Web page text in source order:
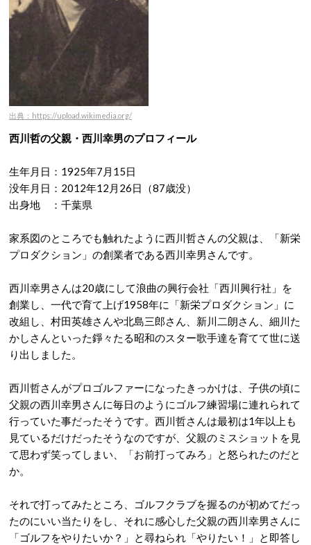
出典：https://upload.wikimedia.org/
西川哲の父親・西川幸男のプロフィール
生年月日：1925年7月15日
没年月日：2012年12月26日（87歳没）
出身地 ：千葉県
家系図のところでも触れたように西川哲さんの父親は、「新栄
プロダクション」の創業者である西川幸男さんです。
西川幸男さんは20歳にして浪曲の興行会社「西川興行社」を
創業し、一代で育て上げ1958年に「新栄プロダクション」に
改組し、村田英雄さんや北島三郎さん、新川二朗さん、細川た
かしさんといった錚々たる昭和のスター歌手達を育てて世に送
り出しました。
西川哲さんがプロゴルファーになったきっかけは、子供の頃に
父親の西川幸男さんに毎日のようにゴルフ練習場に連れられて
行っていた事だったそうです。西川哲さんは最初は1年以上も
見ているだけだったそうなのですが、父親のミスショットを見
て思わず笑ってしまい、「お前打ってみろ」と怒られたのだと
か。
それで打ってみたところ、ゴルフクラブを握るのが初めてだっ
たのにいい当たりをし、それに感心した父親の西川幸男さんに
「ゴルフをやりたいか？」と尋ねられ「やりたい！」と即答し